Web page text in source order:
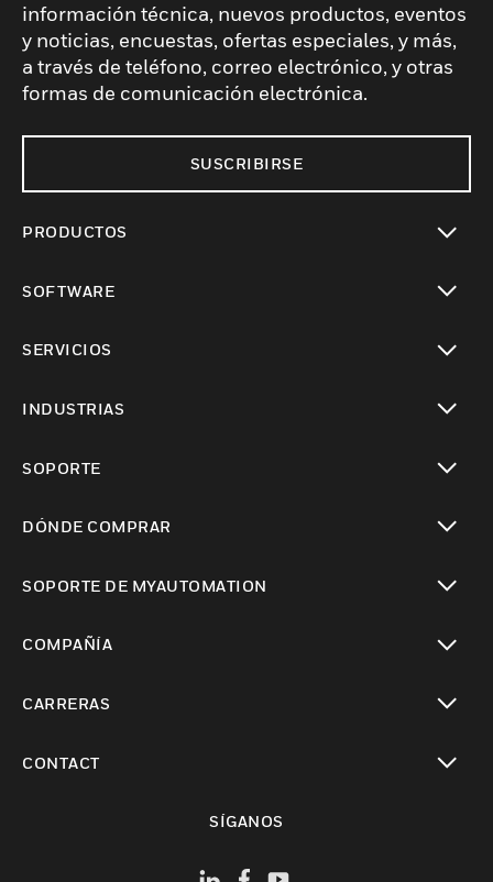
información técnica, nuevos productos, eventos
y noticias, encuestas, ofertas especiales, y más,
a través de teléfono, correo electrónico, y otras
formas de comunicación electrónica.
SUSCRIBIRSE
PRODUCTOS
SOFTWARE
SERVICIOS
INDUSTRIAS
SOPORTE
DÓNDE COMPRAR
SOPORTE DE MYAUTOMATION
COMPAÑÍA
CARRERAS
CONTACT
SÍGANOS